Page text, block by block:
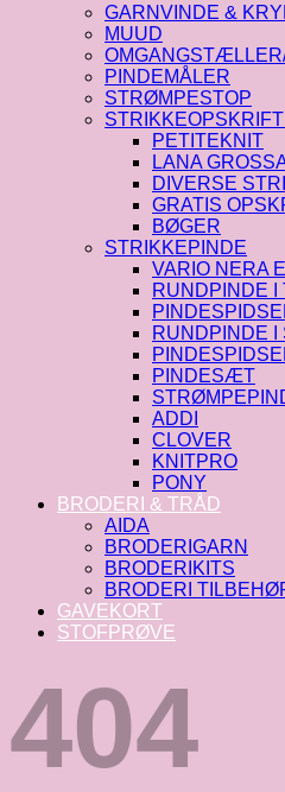
GARNVINDE &
MUUD
PINDEMÅLER
STRØMPESTOP
PETITEKNIT
LANA
DIVERSE
GRATIS
BØGER
STRIKKEPINDE
VARIO NERA
RUNDPINDE
RUNDPINDE I
PINDESÆT
ADDI
CLOVER
KNITPRO
PONY
BRODERI & TRÅD
AIDA
BRODERIGARN
BRODERIKITS
BRODERI
GAVEKORT
STOFPRØVE
404